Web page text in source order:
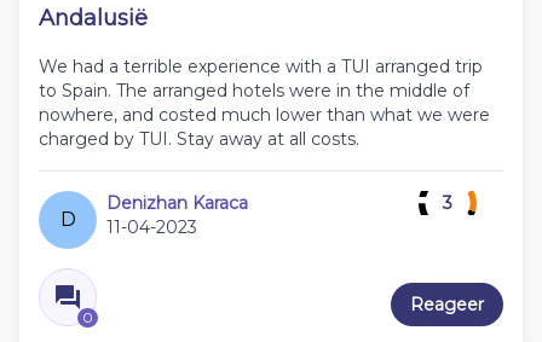
Andalusië
We had a terrible experience with a TUI arranged trip
to Spain. The arranged hotels were in the middle of
nowhere, and costed much lower than what we were
charged by TUI. Stay away at all costs.
D
Denizhan Karaca
11-04-2023
0
3
Reageer